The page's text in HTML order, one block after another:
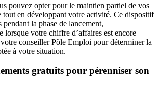
pouvez opter pour le maintien partiel de vos
tout en développant votre activité. Ce dispositif
pendant la phase de lancement,
lorsque votre chiffre d’affaires est encore
conseiller Pôle Emploi pour déterminer la
à votre situation.
gratuits pour pérenniser son